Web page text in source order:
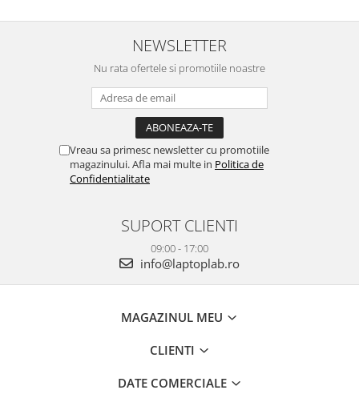
NEWSLETTER
Nu rata ofertele si promotiile noastre
Vreau sa primesc newsletter cu promotiile
magazinului. Afla mai multe in Politica de
Confidentialitate
SUPORT CLIENTI
09:00 - 17:00
info@laptoplab.ro
MAGAZINUL MEU
CLIENTI
DATE COMERCIALE